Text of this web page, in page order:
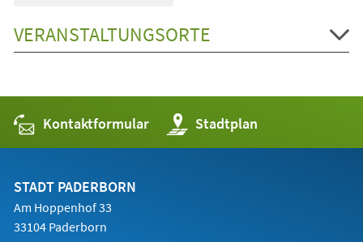
VERANSTALTUNGSORTE
Kontaktformular Stadtplan
(Öffnet
in
einem
STADT PADERBORN
Am Hoppenhof 33
33104 Paderborn